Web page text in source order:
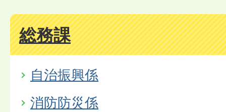
総務課
自治振興係
消防防災係